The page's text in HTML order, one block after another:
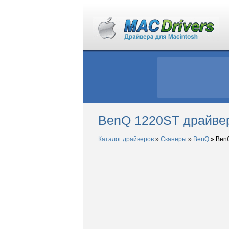
BenQ 1220ST
Каталог драйверов » Сканеры » BenQ »